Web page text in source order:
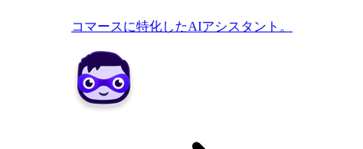
コマースに特化したAIアシスタント。